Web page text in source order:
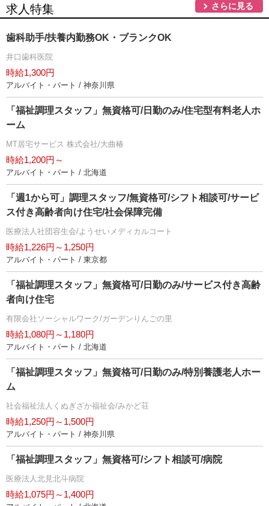
求人特集 さらに見る
歯科助手/扶養内勤務OK・ブランクOK
井口歯科医院
時給1,300円
アルバイト・パート / 神奈川県
「福祉調理スタッフ」無資格可/日勤のみ/住宅型有料老人ホ
ーム
MT居宅サービス 株式会社/大曲椿
時給1,200円～
アルバイト・パート / 北海道
「週1から可」調理スタッフ/無資格可/シフト相談可/サービ
ス付き高齢者向け住宅/社会保障完備
医療法人社団容生会/ようせいメディカルコート
時給1,226円～1,250円
アルバイト・パート / 東京都
「福祉調理スタッフ」無資格可/日勤のみ/サービス付き高齢
者向け住宅
有限会社ソーシャルワーク/ガーデンりんごの里
時給1,080円～1,180円
アルバイト・パート / 北海道
「福祉調理スタッフ」無資格可/日勤のみ/特別養護老人ホー
ム
社会福祉法人くぬぎざか福祉会/みかど荘
時給1,250円～1,500円
アルバイト・パート / 神奈川県
「福祉調理スタッフ」無資格可/シフト相談可/病院
医療法人北見北斗病院
時給1,075円～1,400円